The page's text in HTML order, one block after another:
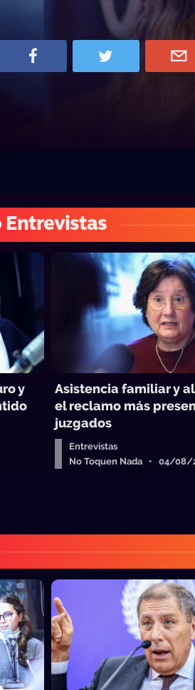
Entrevistas
y
Asistencia familiar y
el reclamo más
juzgados
Entrevistas
No Toquen Nada • 04/08/